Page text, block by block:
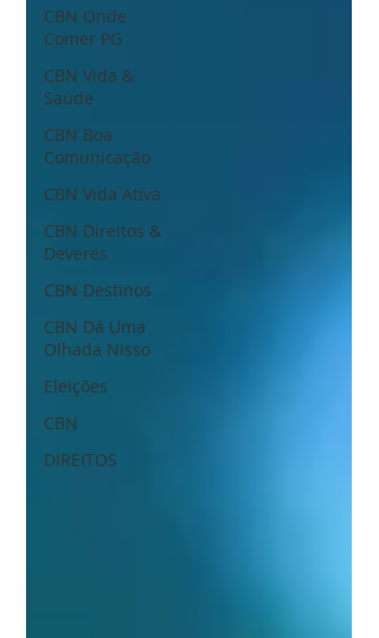
CBN Onde
Comer PG
CBN Vida &
Saúde
CBN Boa
Comunicação
CBN Vida Ativa
CBN Direitos &
Deveres
CBN Destinos
CBN Dá Uma
Olhada Nisso
Eleições
CBN
DIREITOS